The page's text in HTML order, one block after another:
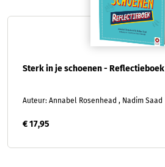
Sterk in je schoenen - Reflectieboek
Auteur: Annabel Rosenhead , Nadim Saad
€ 17,95